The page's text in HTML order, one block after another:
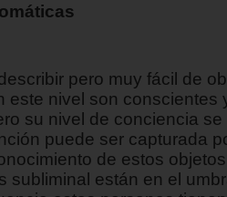
pero muy fácil de
este nivel son conscientes
su nivel de conciencia se
puede ser capturada
de estos
subliminal están en el